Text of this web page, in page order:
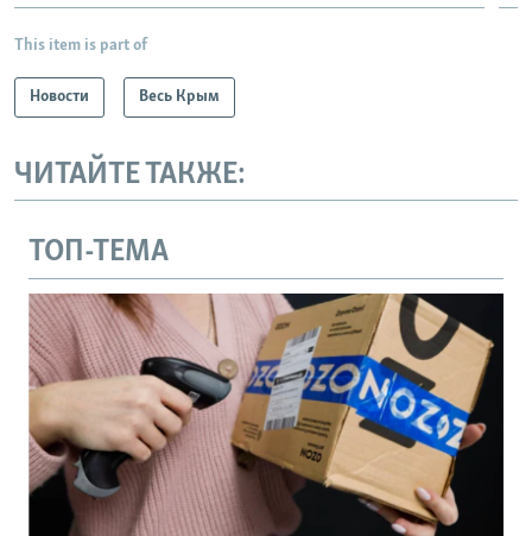
This item is part of
Новости Весь Крым
ЧИТАЙТЕ ТАКЖЕ:
ТОП-ТЕМА